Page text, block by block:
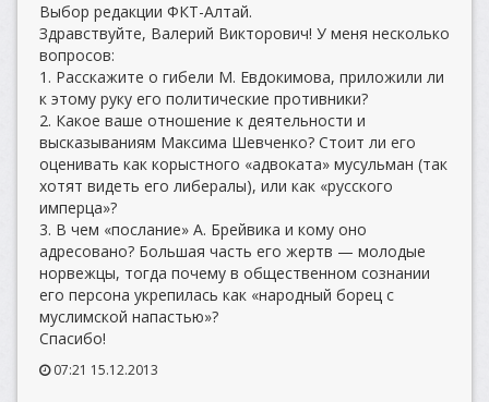
Выбор редакции ФКТ-Алтай.
Здравствуйте, Валерий Викторович! У меня несколько
вопросов:
1. Расскажите о гибели М. Евдокимова, приложили ли
к этому руку его политические противники?
2. Какое ваше отношение к деятельности и
высказываниям Максима Шевченко? Стоит ли его
оценивать как корыстного «адвоката» мусульман (так
хотят видеть его либералы), или как «русского
имперца»?
3. В чем «послание» А. Брейвика и кому оно
адресовано? Большая часть его жертв — молодые
норвежцы, тогда почему в общественном сознании
его персона укрепилась как «народный борец с
муслимской напастью»?
Спасибо!
07:21 15.12.2013